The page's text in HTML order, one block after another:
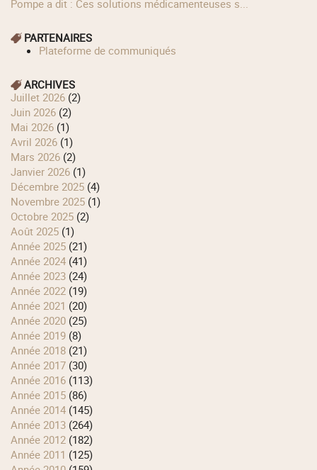
Pompe a dit : Ces solutions médicamenteuses s...
PARTENAIRES
Plateforme de communiqués
ARCHIVES
juillet 2026 (2)
juin 2026 (2)
mai 2026 (1)
avril 2026 (1)
mars 2026 (2)
janvier 2026 (1)
décembre 2025 (4)
novembre 2025 (1)
octobre 2025 (2)
août 2025 (1)
année 2025 (21)
année 2024 (41)
année 2023 (24)
année 2022 (19)
année 2021 (20)
année 2020 (25)
année 2019 (8)
année 2018 (21)
année 2017 (30)
année 2016 (113)
année 2015 (86)
année 2014 (145)
année 2013 (264)
année 2012 (182)
année 2011 (125)